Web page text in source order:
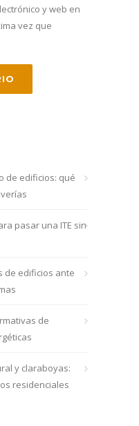
y web en
vez que
de edificios: qué
pasar una ITE sin
de edificios ante
de
y claraboyas:
residenciales